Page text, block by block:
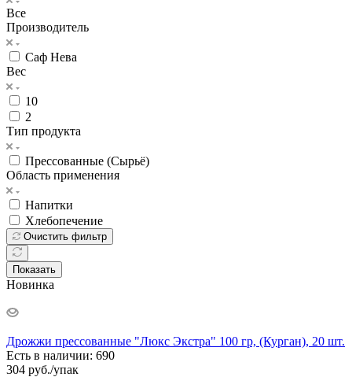
Все
Производитель
Саф Нева
Вес
10
2
Тип продукта
Прессованные (Сырьё)
Область применения
Напитки
Хлебопечение
Очистить фильтр
Показать
Новинка
Дрожжи прессованные "Люкс Экстра" 100 гр, (Курган), 20 шт.
Есть в наличии: 690
304 руб./упак